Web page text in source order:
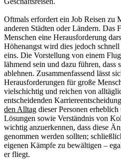
Oftmals erfordert ein Job Reisen zu
anderen Städten oder Ländern. Das
Menschen eine Herausforderung
Höhenangst wird dies jedoch
eins. Die Vorstellung von einem
lähmend sein und dazu führen, dass
ablehnen. Zusammenfassend lässt
Herausforderungen für große
vielschichtig und reichen von
entscheidenden
den Alltag dieser Personen
Lösungen sowie Verständnis von
wichtig anzuerkennen, dass diese
genommen werden sollten;
eigenen Kämpfe zu bewältigen –
er fliegt.